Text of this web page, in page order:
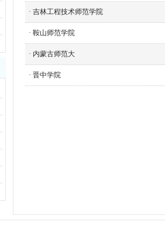
· 吉林工程技术师范学院
· 鞍山师范学院
· 内蒙古师范大
· 晋中学院